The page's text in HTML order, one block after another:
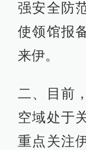
强安全防
使领馆报
来伊。
二、目前
空域处于
重点关注